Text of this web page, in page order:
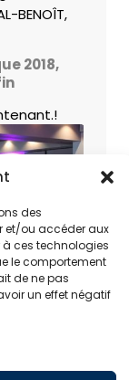
des
et/ou accéder aux
ces technologies
le comportement
de ne pas
un effet négatif
BENOÎT,
2018,
la
le
de
rondes, de